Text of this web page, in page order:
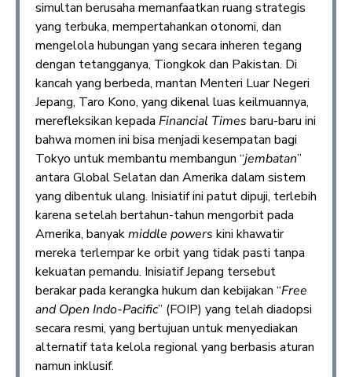
simultan berusaha memanfaatkan ruang strategis
yang terbuka, mempertahankan otonomi, dan
mengelola hubungan yang secara inheren tegang
dengan tetangganya, Tiongkok dan Pakistan. Di
kancah yang berbeda, mantan Menteri Luar Negeri
Jepang, Taro Kono, yang dikenal luas keilmuannya,
merefleksikan kepada Financial Times baru-baru ini
bahwa momen ini bisa menjadi kesempatan bagi
Tokyo untuk membantu membangun “jembatan”
antara Global Selatan dan Amerika dalam sistem
yang dibentuk ulang. Inisiatif ini patut dipuji, terlebih
karena setelah bertahun-tahun mengorbit pada
Amerika, banyakmiddle powers kini khawatir
mereka terlempar ke orbit yang tidak pasti tanpa
kekuatan pemandu. Inisiatif Jepang tersebut
berakar pada kerangka hukum dan kebijakan “Free
and Open Indo-Pacific” (FOIP) yang telah diadopsi
secara resmi, yang bertujuan untuk menyediakan
alternatif tata kelola regional yang berbasis aturan
namun inklusif.